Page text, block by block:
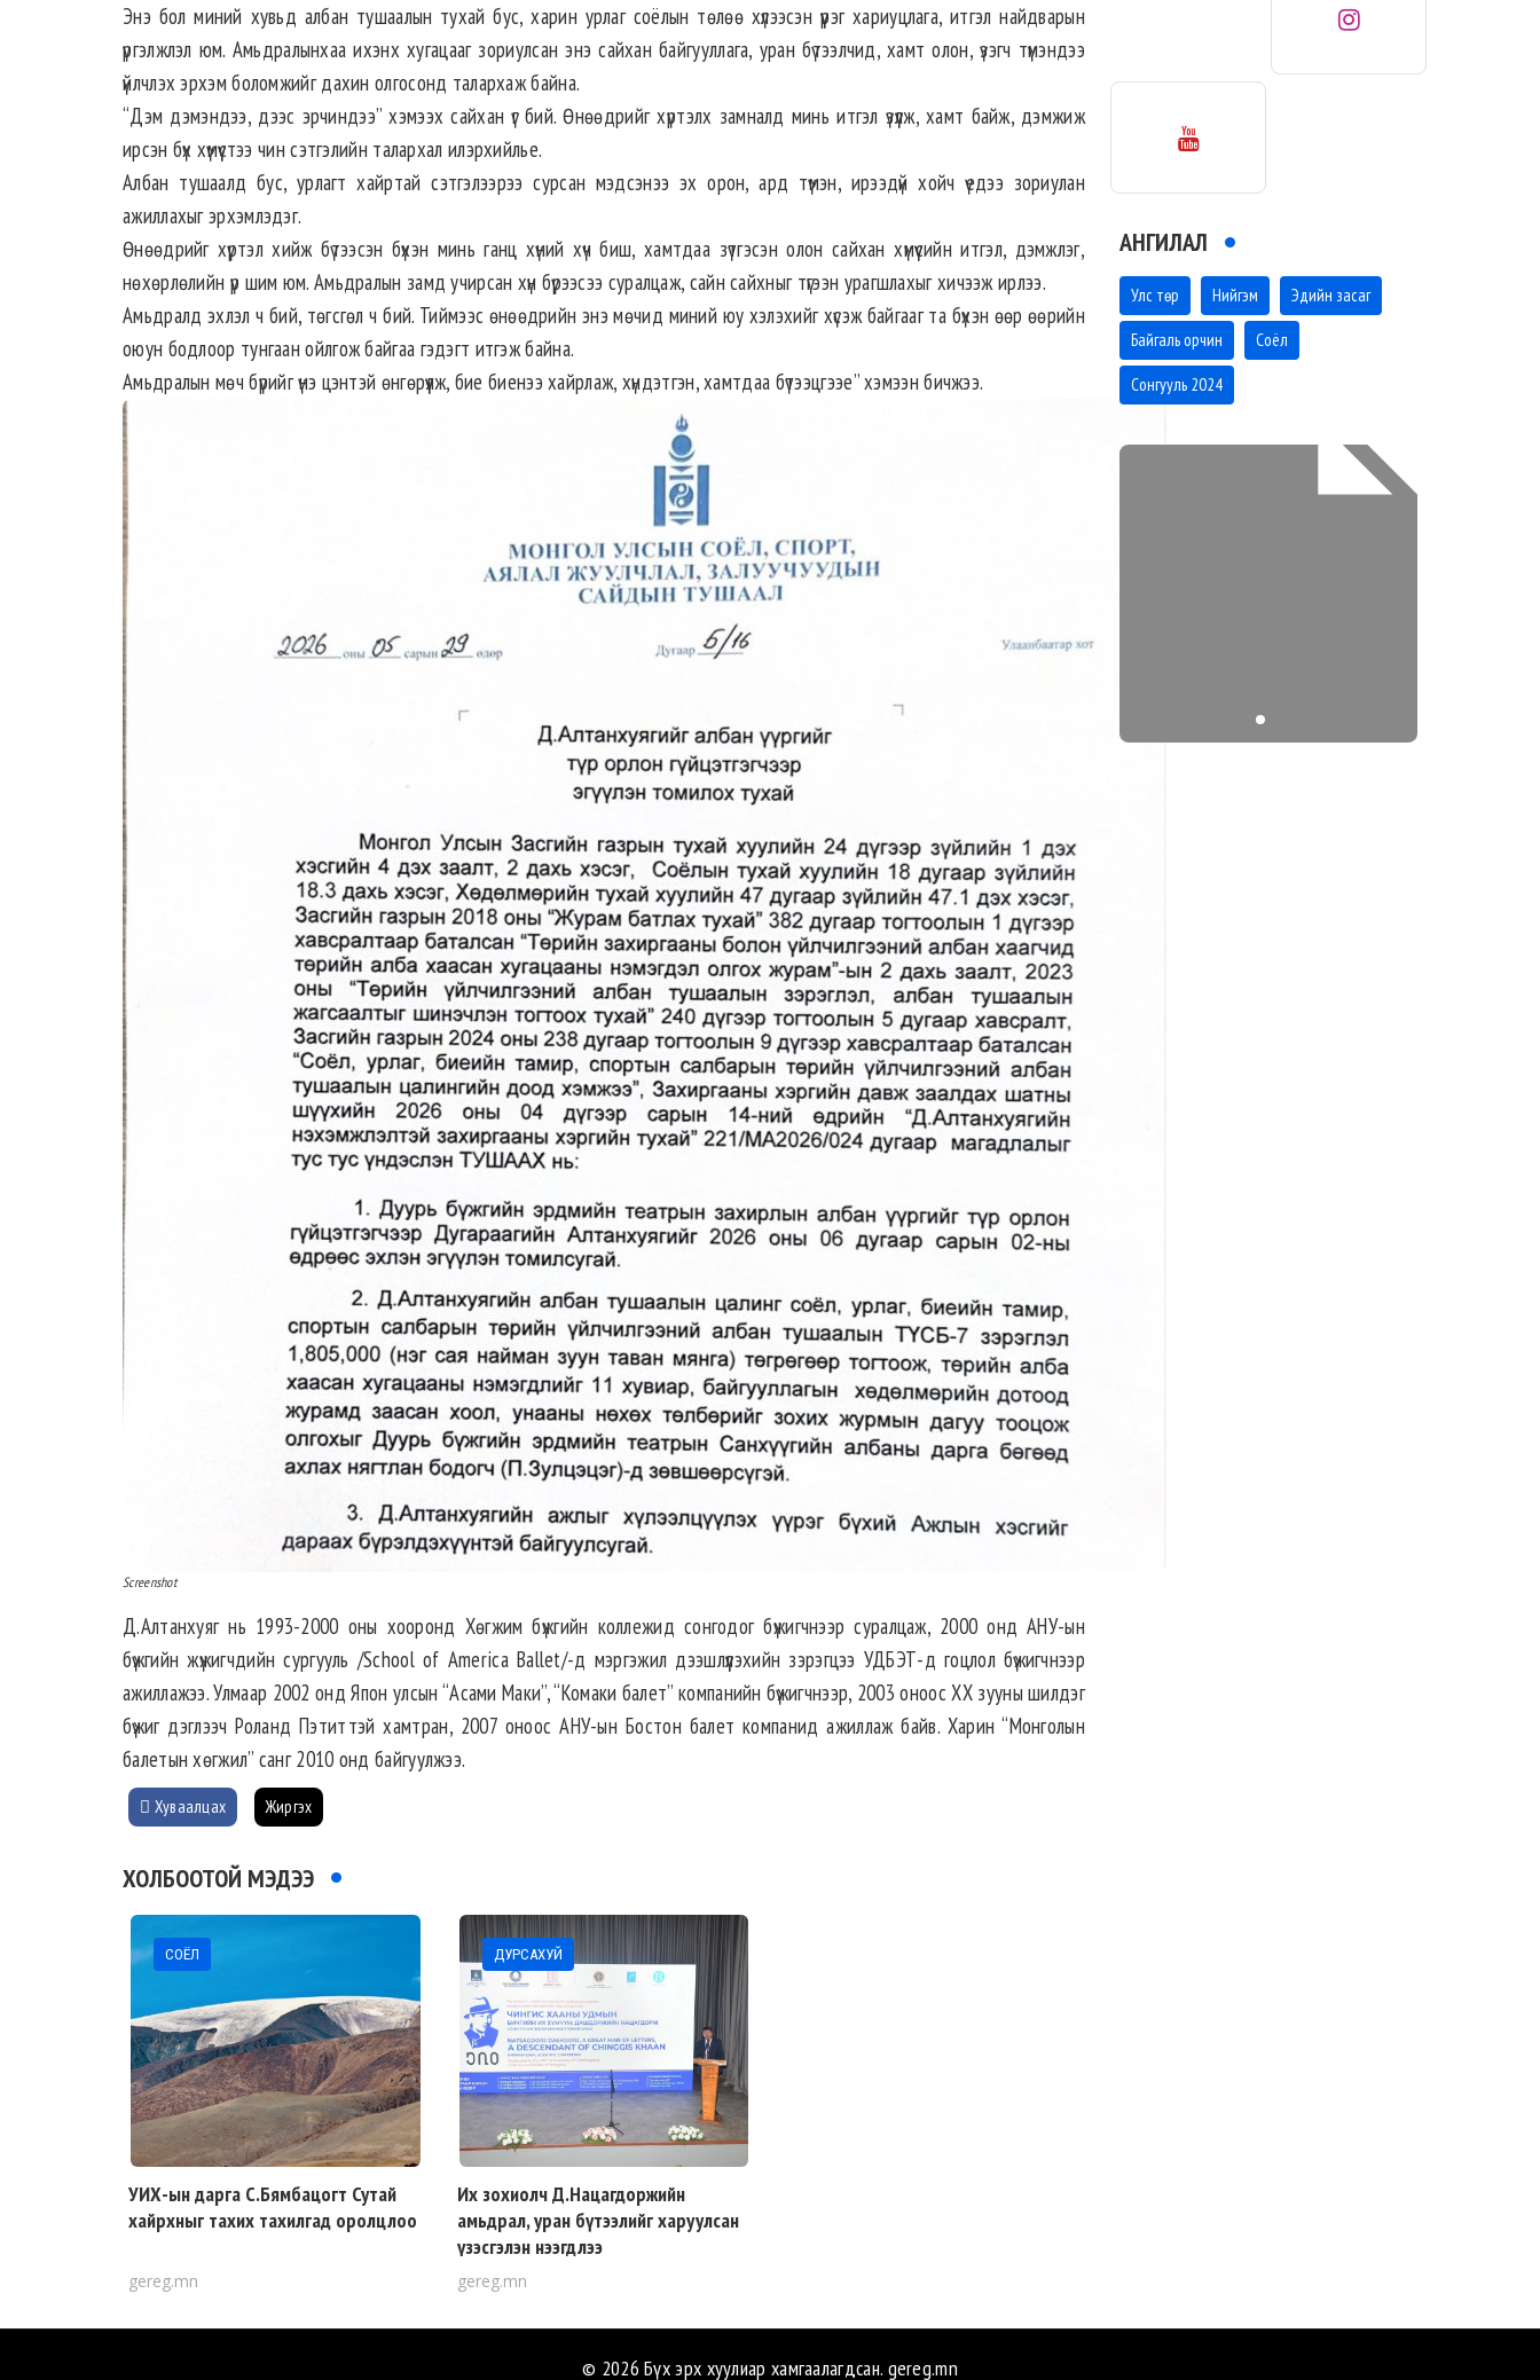
Энэ бол миний хувьд албан тушаалын тухай бус, харин урлаг соёлын төлөө хүлээсэн үүрэг хариуцлага, итгэл найдварын
үргэлжлэл юм. Амьдралынхаа ихэнх хугацааг зориулсан энэ сайхан байгууллага, уран бүтээлчид, хамт олон, үзэгч түмэндээ
үйлчлэх эрхэм боломжийг дахин олгосонд талархаж байна.
“Дэм дэмэндээ, дээс эрчиндээ” хэмээх сайхан үг бий. Өнөөдрийг хүртэлх замналд минь итгэл үзүүлж, хамт байж, дэмжиж
ирсэн бүх хүмүүстээ чин сэтгэлийн талархал илэрхийлье.
Албан тушаалд бус, урлагт хайртай сэтгэлээрээ сурсан мэдсэнээ эх орон, ард түмэн, ирээдүй хойч үедээ зориулан
ажиллахыг эрхэмлэдэг.
Өнөөдрийг хүртэл хийж бүтээсэн бүхэн минь ганц хүний хүч биш, хамтдаа зүтгэсэн олон сайхан хүмүүсийн итгэл, дэмжлэг,
нөхөрлөлийн үр шим юм. Амьдралын замд учирсан хүн бүрээсээ суралцаж, сайн сайхныг түгээн урагшлахыг хичээж ирлээ.
Амьдралд эхлэл ч бий, төгсгөл ч бий. Тиймээс өнөөдрийн энэ мөчид миний юу хэлэхийг хүсэж байгааг та бүхэн өөр өөрийн
оюун бодлоор тунгаан ойлгож байгаа гэдэгт итгэж байна.
Амьдралын мөч бүрийг үнэ цэнтэй өнгөрүүлж, бие биенээ хайрлаж, хүндэтгэн, хамтдаа бүтээцгээе” хэмээн бичжээ.
Screenshot
Д.Алтанхуяг нь 1993-2000 оны хооронд Хөгжим бүжгийн коллежид сонгодог бүжигчнээр суралцаж, 2000 онд АНУ-ын
бүжгийн жүжигчдийн сургууль /School of America Ballet/-д мэргэжил дээшлүүлэхийн зэрэгцээ УДБЭТ-д гоцлол бүжигчнээр
ажиллажээ. Улмаар 2002 онд Япон улсын “Асами Маки”, “Комаки балет” компанийн бүжигчнээр, 2003 оноос XX зууны шилдэг
бүжиг дэглээч Роланд Пэтиттэй хамтран, 2007 оноос АНУ-ын Бостон балет компанид ажиллаж байв. Харин “Монголын
балетын хөгжил” санг 2010 онд байгуулжээ.
Хуваалцах Жиргэх
ХОЛБООТОЙ МЭДЭЭ
СОЁЛ
УИХ-ын дарга С.Бямбацогт Сутай
хайрхныг тахих тахилгад оролцлоо
gereg.mn
ДУРСАХУЙ
Их зохиолч Д.Нацагдоржийн
амьдрал, уран бүтээлийг харуулсан
үзэсгэлэн нээгдлээ
gereg.mn
АНГИЛАЛ
Улс төр Нийгэм Эдийн засаг
Байгаль орчин Соёл
Сонгууль 2024
© 2026 Бүх эрх хуулиар хамгаалагдсан. gereg.mn